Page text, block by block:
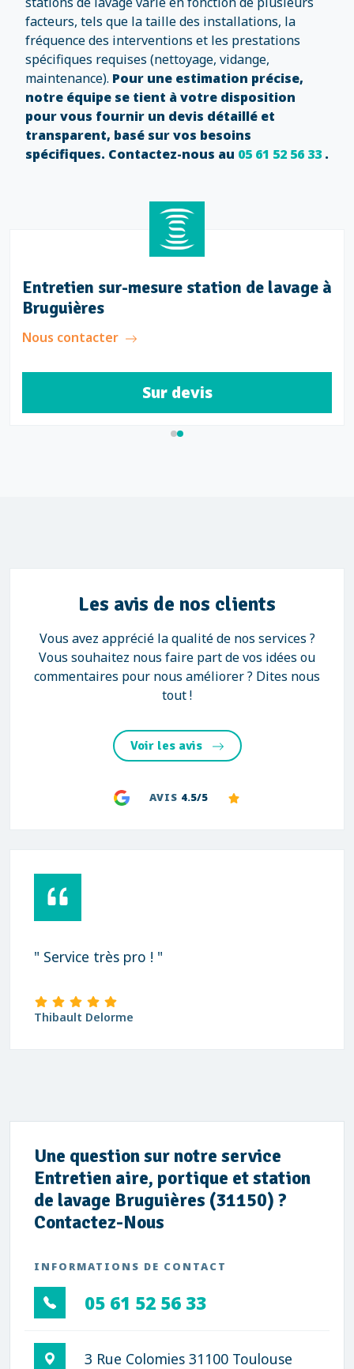
facteurs, tels que la taille des installations, la
fréquence des interventions et les prestations
spécifiques requises (nettoyage, vidange,
maintenance). Pour une estimation précise,
notre équipe se tient à votre disposition
pour vous fournir un devis détaillé et
transparent, basé sur vos besoins
spécifiques. Contactez-nous au 05 61 52 56 33 .
Entretien sur-mesure station de lavage à
Bruguières
Nous contacter
Sur devis
Les avis de nos clients
Vous avez apprécié la qualité de nos services ?
Vous souhaitez nous faire part de vos idées ou
commentaires pour nous améliorer ? Dites nous
tout !
Voir les avis
AVIS 4.5/5
" Service très pro ! "
Thibault Delorme
Une question sur notre service
Entretien aire, portique et station
de lavage Bruguières (31150) ?
Contactez-Nous
INFORMATIONS DE CONTACT
05 61 52 56 33
3 Rue Colomies 31100 Toulouse